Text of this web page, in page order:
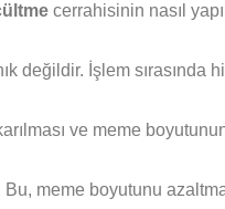
cerrahisinin nasıl
değildir. İşlem sırasında
ve meme
Bu, meme boyutunu